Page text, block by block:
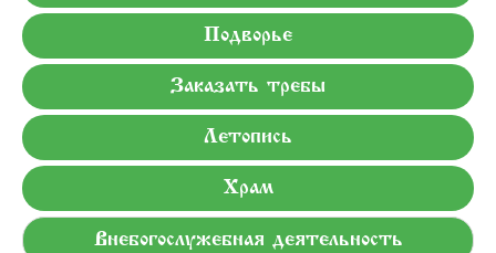
Подворье
Заказать требы
Летопись
Храм
Внебогослужебная деятельность